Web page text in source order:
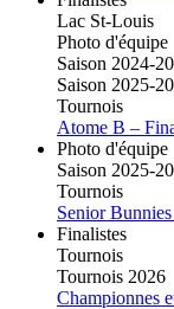
Lac St-Louis
Photo d'équipe
Saison 2024-
Saison 2025-
Tournois
Atome B –
Photo d'équipe
Saison 2025-
Tournois
Senior
Finalistes
Tournois
Tournois 2026
Championnes